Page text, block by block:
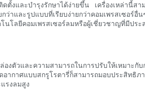
ดตั้งและบำรุงรักษาได้ง่ายขึ้น เครื่องเหล่า
าและรูปแบบที่เรียบง่ายกว่าคอมเพรสเซอร์
โลยีคอมเพรสเซอร์ลมหรือผู้เชี่ยวชาญที่มีป
ตัวและความสามารถในการปรับให้เหมาะ
าศแบบสกรูโรตารี่ก็สามารถมอบประสิทธิ
รงลมสูง